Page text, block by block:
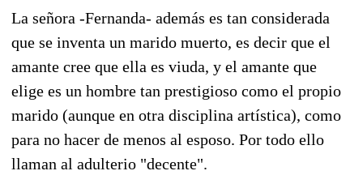
La señora -Fernanda- además es tan considerada
que se inventa un marido muerto, es decir que el
amante cree que ella es viuda, y el amante que
elige es un hombre tan prestigioso como el propio
marido (aunque en otra disciplina artística), como
para no hacer de menos al esposo. Por todo ello
llaman al adulterio "decente".